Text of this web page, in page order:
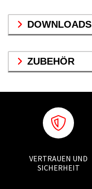
DOWNLOADS
ZUBEHÖR
VERTRAUEN UND
SICHERHEIT